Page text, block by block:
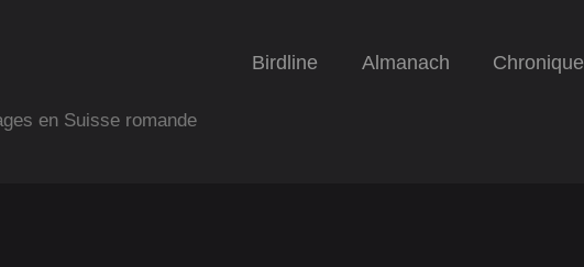
en Suisse romande
Birdline Almanach Chronique